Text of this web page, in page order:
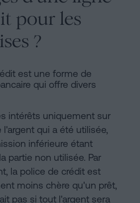
pour les
?
est une forme de
qui offre divers
intérêts uniquement sur
l'argent qui a été utilisée,
inférieure étant
partie non utilisée. Par
la police de crédit est
moins chère qu'un prêt,
pas si tout l'argent sera